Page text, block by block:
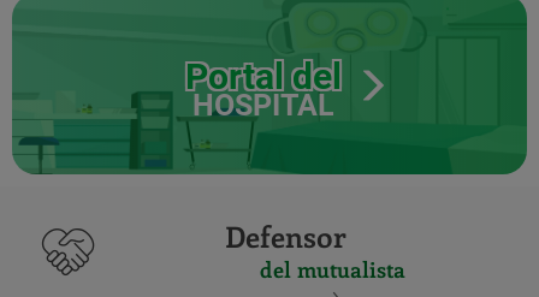
Portal del
HOSPITAL
Defensor
del mutualista